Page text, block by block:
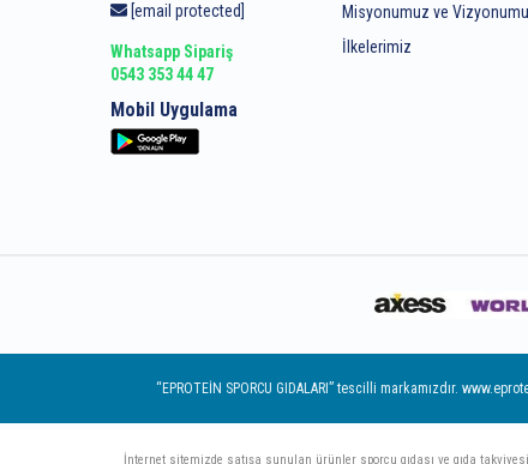
[email protected]
Whatsapp Sipariş
0543 353 44 47
Mobil Uygulama
Misyonumuz ve
İlkelerimiz
“EPROTEİN SPORCU GIDALARI” tescilli markamızdır.
İnternet sitemizde satışa sunulan ürünler sporcu gıdası ve gıda